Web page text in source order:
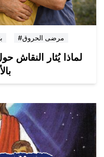
#مرضى الحروق
لماذا يُثار النقاش